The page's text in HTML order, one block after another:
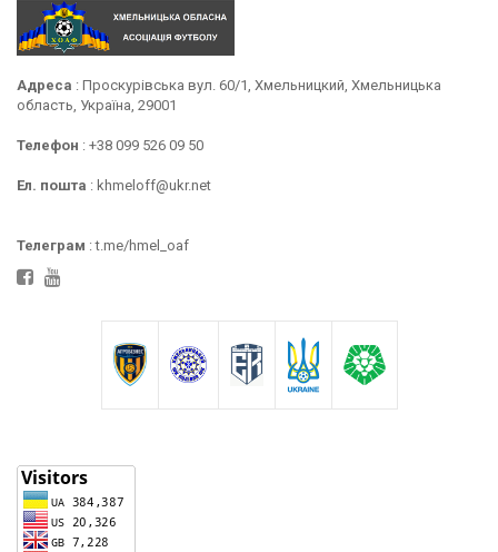
Адреса : Проскурівська вул. 60/1, Хмельницкий, Хмельницька
область, Україна, 29001
Телефон : +38 099 526 09 50
Ел. пошта : khmeloff@ukr.net
Телеграм : t.me/hmel_oaf